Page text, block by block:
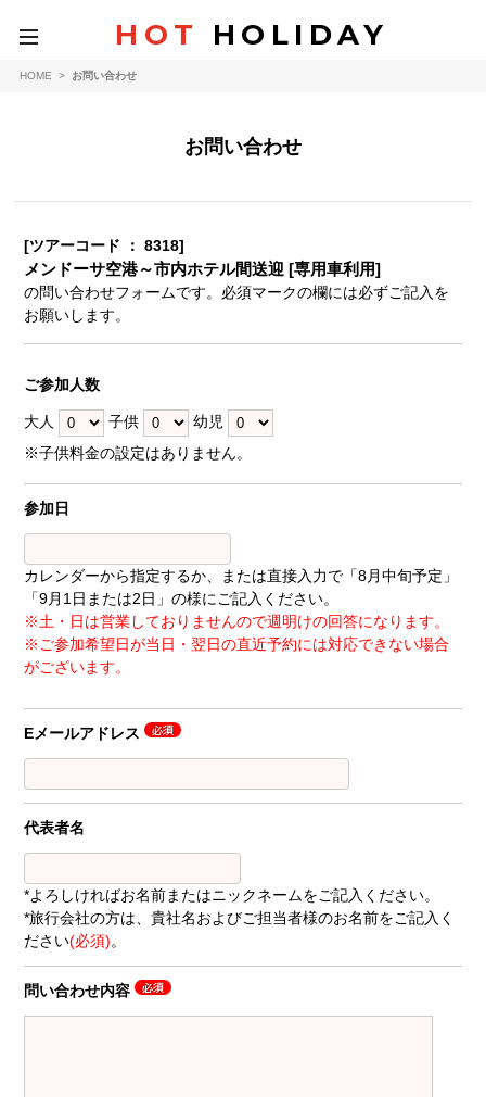
toggle
navigation
HOT HOLIDAY
HOME > お問い合わせ
お問い合わせ
[ツアーコード ： 8318]
メンドーサ空港～市内ホテル間送迎 [専用車利用]
の問い合わせフォームです。必須マークの欄には必ずご記入を
お願いします。
ご参加人数
大人 子供
幼児
※子供料金の設定はありません。
参加日
カレンダーから指定するか、または直接入力で「8月中旬予定」
「9月1日または2日」の様にご記入ください。
※土・日は営業しておりませんので週明けの回答になります。
※ご参加希望日が当日・翌日の直近予約には対応できない場合
がございます。
Eメールアドレス
代表者名
*よろしければお名前またはニックネームをご記入ください。
*旅行会社の方は、貴社名およびご担当者様のお名前をご記入く
ださい(必須)。
問い合わせ内容